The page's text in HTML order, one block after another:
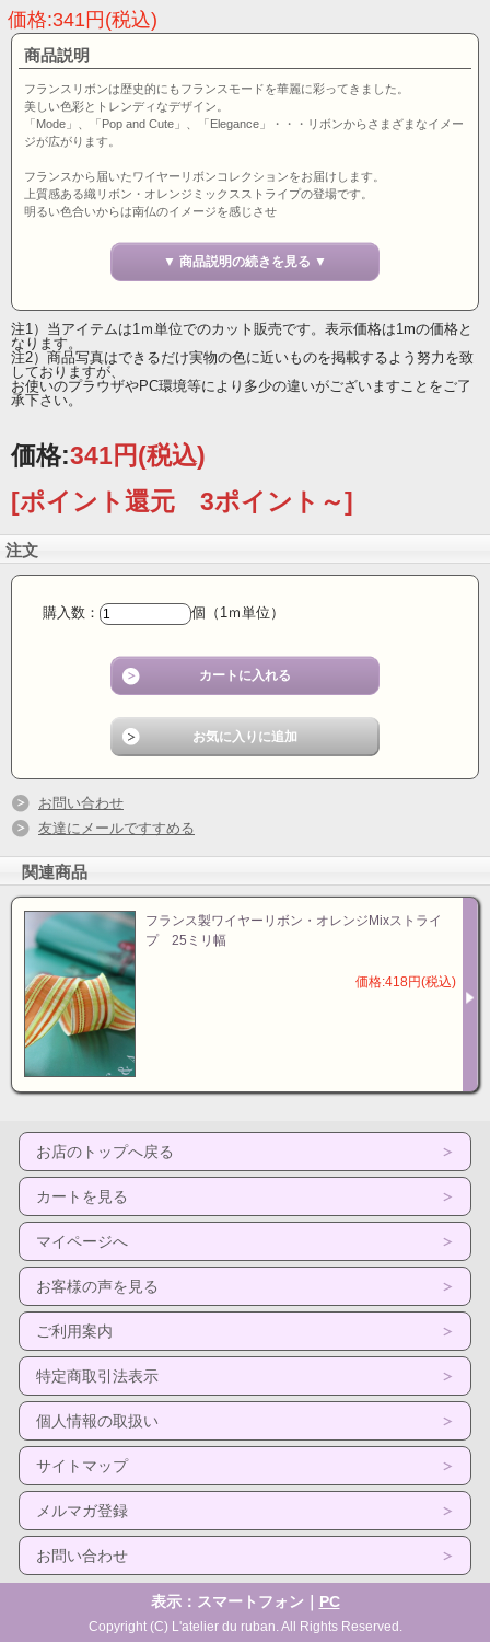
価格:341円(税込)
商品説明
フランスリボンは歴史的にもフランスモードを華麗に彩ってきました。
美しい色彩とトレンディなデザイン。
「Mode」、「Pop and Cute」、「Elegance」・・・リボンからさまざまなイメー
ジが広がります。
フランスから届いたワイヤーリボンコレクションをお届けします。
上質感ある織リボン・オレンジミックスストライプの登場です。
明るい色合いからは南仏のイメージを感じさせ
15ミリ幅 ワイヤーリボン フランス製▼ 商品説明の続きを見る ▼
注1）当アイテムは1ｍ単位でのカット販売です。表示価格は1mの価格と
なります。
注2）商品写真はできるだけ実物の色に近いものを掲載するよう努力を致
しておりますが、
お使いのプラウザやPC環境等により多少の違いがございますことをご了
承下さい。
価格:341円(税込)
[ポイント還元 3ポイント～]
注文
購入数： 個（1ｍ単位）
お問い合わせ
友達にメールですすめる
関連商品
フランス製ワイヤーリボン・オレンジMixストライ
プ 25ミリ幅
価格:418円(税込)
お店のトップへ戻る
カートを見る
マイページへ
お客様の声を見る
ご利用案内
特定商取引法表示
個人情報の取扱い
サイトマップ
メルマガ登録
お問い合わせ
表示：スマートフォン｜ PC
Copyright (C) L'atelier du ruban. All Rights Reserved.